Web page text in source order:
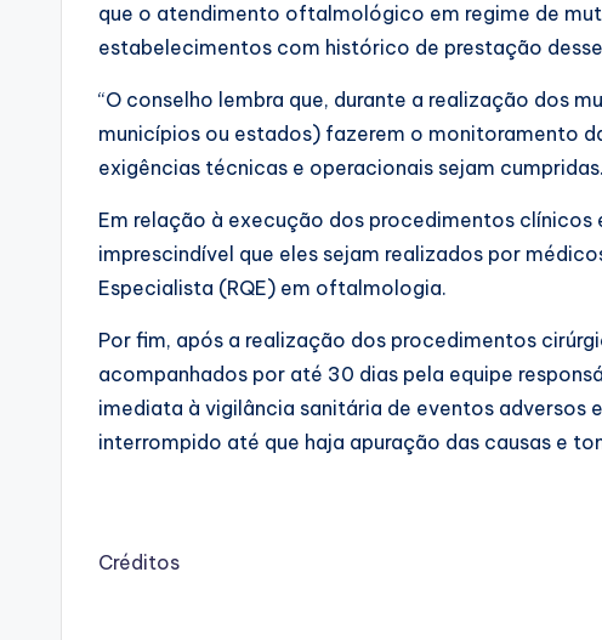
que o atendimento oftalmológico em regime de
estabelecimentos com histórico de prestação
“O conselho lembra que, durante a realização dos
municípios ou estados) fazerem o monitoramento
exigências técnicas e operacionais sejam
Em relação à execução dos procedimentos
imprescindível que eles sejam realizados por
Especialista (RQE) em oftalmologia.
Por fim, após a realização dos procedimentos
acompanhados por até 30 dias pela equipe
imediata à vigilância sanitária de eventos adversos
interrompido até que haja apuração das causas e
Créditos